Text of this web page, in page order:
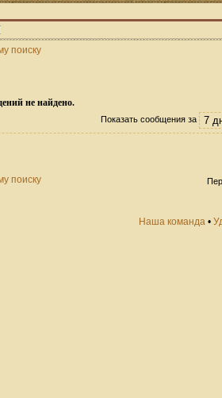
поиску
не найдено.
Показать сообщения за
поиску
Наша команда •